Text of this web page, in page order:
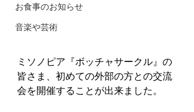
お食事のお知らせ
音楽や芸術
ミソノピア『ボッチャサークル』の
皆さま、初めての外部の方との交流
会を開催することが出来ました。